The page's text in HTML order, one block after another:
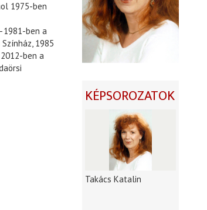
1975-ben
ben a
1985
ben a
KÉPSOROZATOK
Takács Katalin